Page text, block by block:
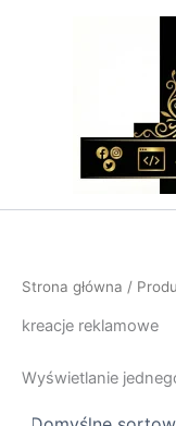
Strona główna /
kreacje reklamowe
Wyświetlanie